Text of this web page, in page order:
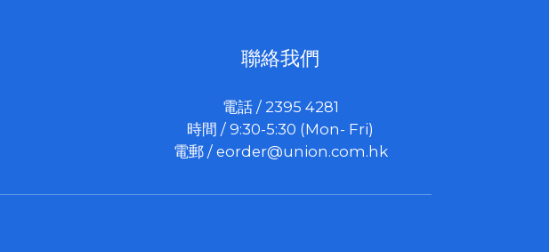
聯絡我們
電話 / 2395 4281
時間 / 9:30-5:30 (Mon- Fri)
電郵 / eorder@union.com.hk